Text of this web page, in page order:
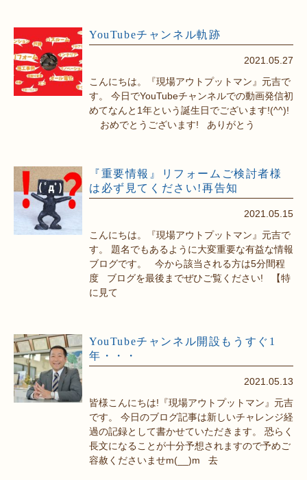
YouTubeチャンネル軌跡
2021.05.27
こんにちは。『現場アウトプットマン』元吉で
す。 今日でYouTubeチャンネルでの動画発信初
めてなんと1年という誕生日でございます!(^^)!
おめでとうございます! ありがとう
『重要情報』リフォームご検討者様
は必ず見てください!再告知
2021.05.15
こんにちは。『現場アウトプットマン』元吉で
す。 題名でもあるように大変重要な有益な情報
ブログです。 今から該当される方は5分間程
度 ブログを最後までぜひご覧ください! 【特
に見て
YouTubeチャンネル開設もうすぐ1
年・・・
2021.05.13
皆様こんにちは!『現場アウトプットマン』元吉
です。 今日のブログ記事は新しいチャレンジ経
過の記録として書かせていただきます。 恐らく
長文になることが十分予想されますので予めご
容赦くださいませm(__)m 去